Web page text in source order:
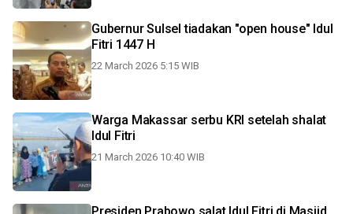
Gubernur Sulsel tiadakan "open house" Idul
Fitri 1447 H
22 March 2026 5:15 WIB
Warga Makassar serbu KRI setelah shalat
Idul Fitri
21 March 2026 10:40 WIB